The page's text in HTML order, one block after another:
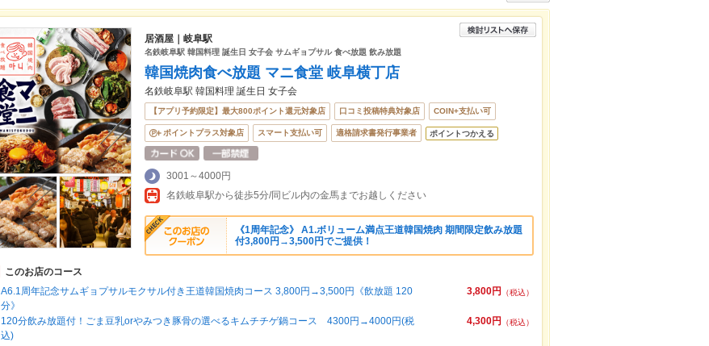
居酒屋｜岐阜駅
名鉄岐阜駅 韓国料理 誕生日 女子会 サムギョプサル 食べ放題 飲み放題
韓国焼肉食べ放題 マニ食堂 岐阜横丁店
名鉄岐阜駅 韓国料理 誕生日 女子会
【アプリ予約限定】最大800ポイント還元対象店 口コミ投稿特典対象店 COIN+支払い可
ポイントプラス対象店 スマート支払い可 適格請求書発行事業者 ポイントつかえる
3001～4000円
名鉄岐阜駅から徒歩5分/同ビル内の金馬までお越しください
《1周年記念》 A1.ボリューム満点王道韓国焼肉 期間限定飲み放題
付3,800円→3,500円でご提供！
このお店のコース
3,800円
（税込）
A6.1周年記念サムギョプサルモクサル付き王道韓国焼肉コース 3,800円→3,500円《飲放題 120
分》
4,300円
（税込）
120分飲み放題付！ごま豆乳orやみつき豚骨の選べるキムチチゲ鍋コース 4300円→4000円(税
込)